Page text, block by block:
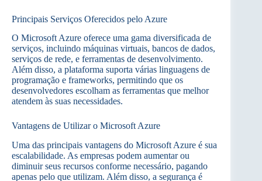
Principais Serviços Oferecidos pelo Azure
O Microsoft Azure oferece uma gama diversificada de
serviços, incluindo máquinas virtuais, bancos de dados,
serviços de rede, e ferramentas de desenvolvimento.
Além disso, a plataforma suporta várias linguagens de
programação e frameworks, permitindo que os
desenvolvedores escolham as ferramentas que melhor
atendem às suas necessidades.
Vantagens de Utilizar o Microsoft Azure
Uma das principais vantagens do Microsoft Azure é sua
escalabilidade. As empresas podem aumentar ou
diminuir seus recursos conforme necessário, pagando
apenas pelo que utilizam. Além disso, a segurança é